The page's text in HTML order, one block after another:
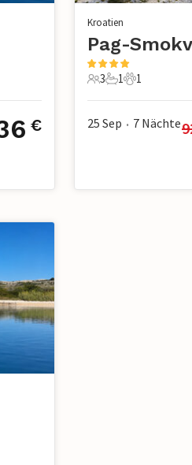
€
Kroatien
Pag-
3 Gäste
3
1 Badezimmer
1
1 Haustier
1
25 Sep • 7 Nächte